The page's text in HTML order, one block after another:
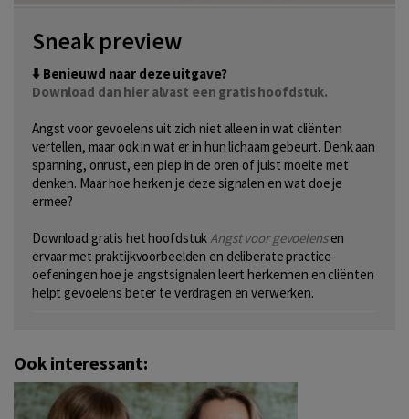
Sneak preview
⬇️ Benieuwd naar deze uitgave?
Download dan hier alvast een gratis hoofdstuk.
Angst voor gevoelens uit zich niet alleen in wat cliënten
vertellen, maar ook in wat er in hun lichaam gebeurt. Denk aan
spanning, onrust, een piep in de oren of juist moeite met
denken. Maar hoe herken je deze signalen en wat doe je
ermee?
Download gratis het hoofdstukAngst voor gevoelensen
ervaar met praktijkvoorbeelden en deliberate practice-
oefeningen hoe je angstsignalen leert herkennen en cliënten
helpt gevoelens beter te verdragen en verwerken.
Ook interessant: